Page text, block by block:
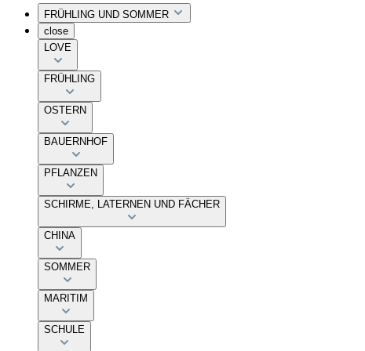
FRÜHLING UND SOMMER
close
LOVE
FRÜHLING
OSTERN
BAUERNHOF
PFLANZEN
SCHIRME, LATERNEN UND FÄCHER
CHINA
SOMMER
MARITIM
SCHULE